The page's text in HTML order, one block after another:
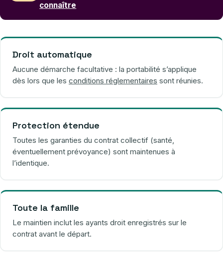
connaître
Droit automatique
Aucune démarche facultative : la portabilité s’applique
dès lors que les conditions réglementaires sont réunies.
Protection étendue
Toutes les garanties du contrat collectif (santé,
éventuellement prévoyance) sont maintenues à
l’identique.
Toute la famille
Le maintien inclut les ayants droit enregistrés sur le
contrat avant le départ.